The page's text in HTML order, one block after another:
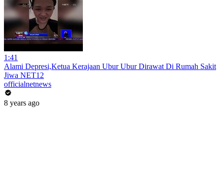
1:41
Alami Depresi,Ketua Kerajaan Ubur Ubur Dirawat Di Rumah Sakit
Jiwa NET12
officialnetnews
8 years ago